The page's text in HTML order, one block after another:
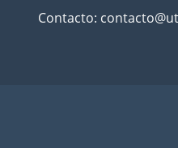
Contacto: